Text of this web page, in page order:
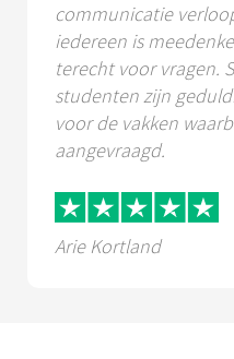
communicatie
iedereen is
terecht voor vragen.
studenten zijn
voor de vakken
aangevraagd.
Arie Kortland